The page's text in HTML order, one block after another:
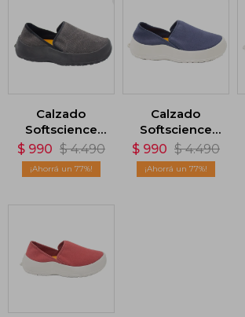
Calzado
Softscience
Unisex Drift
Canvas -
Negro
$ 990 $ 4.490
77
Calzado
Softscience
Unisex Drift
Canvas - Azul
$ 990 $ 4.490
77